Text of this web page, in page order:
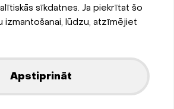
sīkdatnes. Ja piekrītat šo
izmantošanai, lūdzu, atzīmējiet
Apstiprināt
iestatījumi
un sīkdatņu